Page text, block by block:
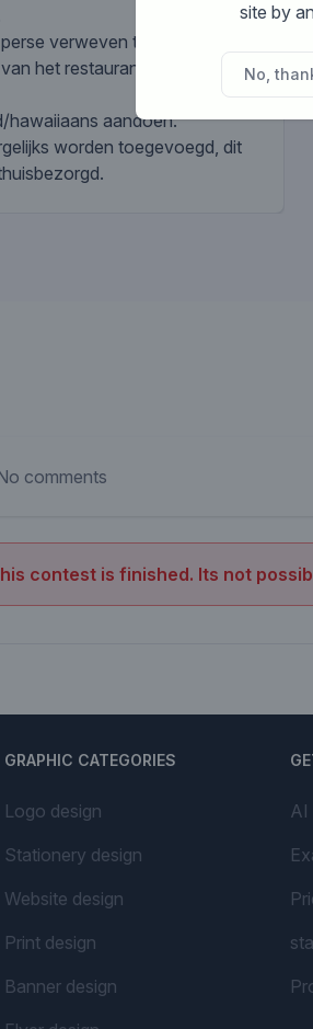
verweven te worden in
het restaurant er direct
aandoen.
worden toegevoegd, dit
comments
contest is finished. Its not
GRAPHIC CATEGORIES
Logo design
Stationery design
Website design
Print design
Banner design
AI
site by
No,